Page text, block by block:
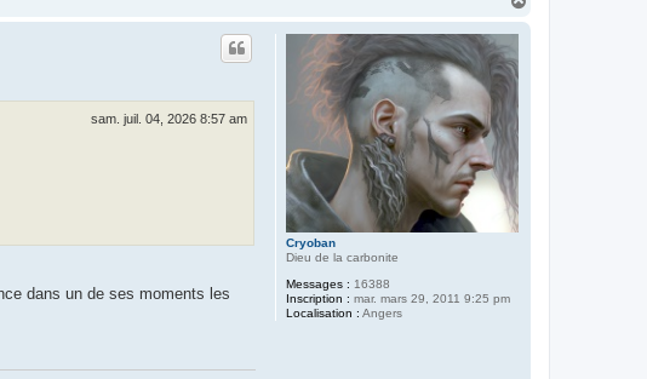
Cryoban
Dieu de la carbonite
Messages : 16388
Inscription : mar. mars 29, 2011 9:25 pm
Localisation : Angers
sam. juil. 04, 2026 8:57 am
dans un de ses moments les